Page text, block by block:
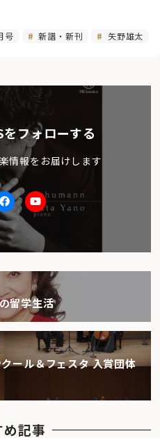
号 新譜・新刊 矢野雄太
フォローする
情報をお届けします
facebookYoutube
留学生活
ール＆フェスタ 入賞団体
め記事